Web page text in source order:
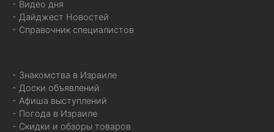
- Видео дня
- Дайджест Новостей
- Справочник специалистов
- Знакомства в Израиле
- Доски объявлений
- Афиша выступлений
- Погода в Израиле
- Скидки и обзоры товаров